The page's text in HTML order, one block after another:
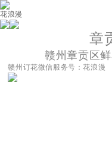
花浪漫
章
赣州章贡区
赣州订花微信服务号：花浪漫